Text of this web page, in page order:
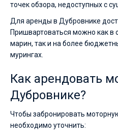
точек обзора, недоступных с
Для аренды в Дубровнике
Пришвартоваться можно как в
марин, так и на более
мурингах.
Как арендовать
Дубровнике?
Чтобы забронировать
необходимо уточнить: